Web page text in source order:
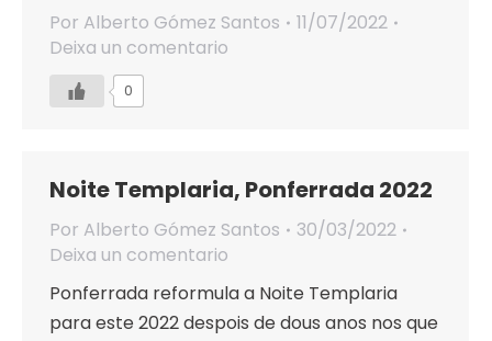
Por Alberto Gómez Santos
11/07/2022
Deixa un comentario
0
Noite Templaria, Ponferrada 2022
Por Alberto Gómez Santos
30/03/2022
Deixa un comentario
Ponferrada reformula a Noite Templaria
para este 2022 despois de dous anos nos que